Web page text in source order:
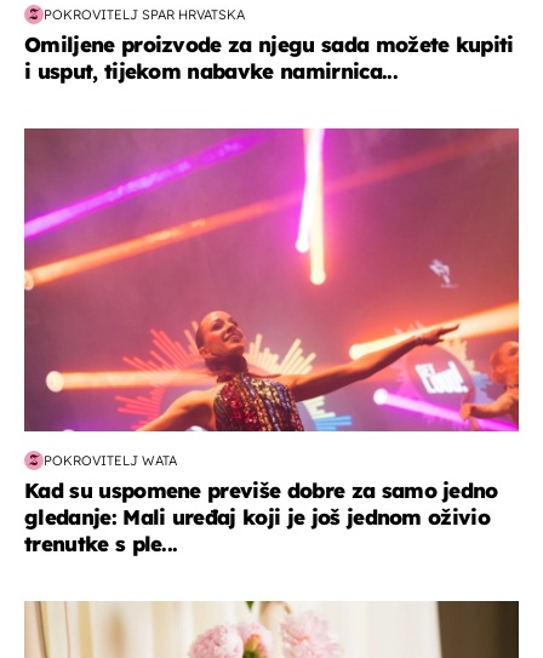
POKROVITELJ SPAR HRVATSKA
Omiljene proizvode za njegu sada možete kupiti
i usput, tijekom nabavke namirnica...
POKROVITELJ WATA
Kad su uspomene previše dobre za samo jedno
gledanje: Mali uređaj koji je još jednom oživio
trenutke s ple...
moda & ljepota